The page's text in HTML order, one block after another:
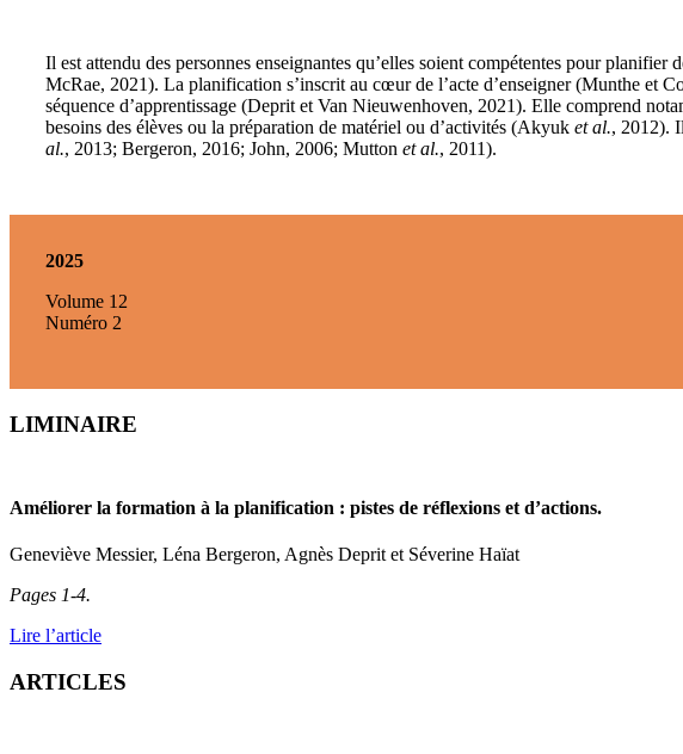
Il est attendu des personnes enseignantes qu’elles soient compétentes pour
McRae, 2021). La planification s’inscrit au cœur de l’acte d’enseigner (Munthe et
séquence d’apprentissage (Deprit et Van Nieuwenhoven, 2021). Elle comprend
besoins des élèves ou la préparation de matériel ou d’activités (Akyuk et al., 2012).
al., 2013; Bergeron, 2016; John, 2006; Mutton et al., 2011).
2025
Volume 12
Numéro 2
LIMINAIRE
Améliorer la formation à la planification : pistes de réflexions et d’actions.
Geneviève Messier, Léna Bergeron, Agnès Deprit et Séverine Haïat
Pages 1-4.
Lire l’article
ARTICLES